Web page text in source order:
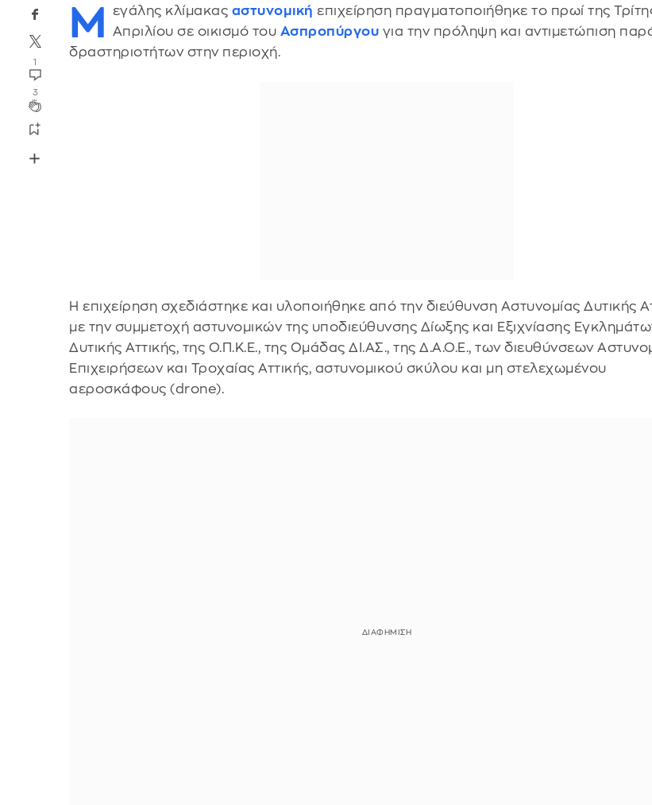
1
3
Μ εγάλης κλίμακας αστυνομική επιχείρηση πραγματοποιήθηκε το πρωί της
Απριλίου σε οικισμό του Ασπροπύργου για την πρόληψη και αντιμετώπιση
δραστηριοτήτων στην περιοχή.
Η επιχείρηση σχεδιάστηκε και υλοποιήθηκε από την διεύθυνση Αστυνομίας Δυτικής
με την συμμετοχή αστυνομικών της υποδιεύθυνσης Δίωξης και Εξιχνίασης
Δυτικής Αττικής, της Ο.Π.Κ.Ε., της Ομάδας ΔΙ.ΑΣ., της Δ.Α.Ο.Ε., των διευθύνσεων
Επιχειρήσεων και Τροχαίας Αττικής, αστυνομικού σκύλου και μη στελεχωμένου
αεροσκάφους (drone).